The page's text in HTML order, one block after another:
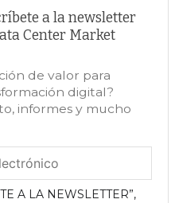
a la newsletter
Center Market
de valor para
digital?
informes y mucho
A LA NEWSLETTER”,